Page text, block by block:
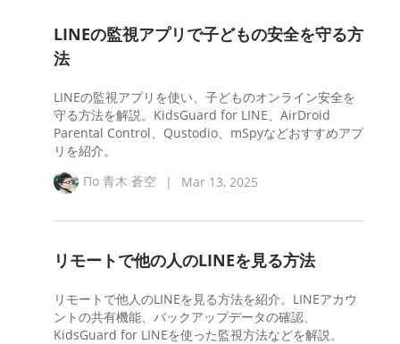
LINEの監視アプリで子どもの安全を守る方
法
LINEの監視アプリを使い、子どものオンライン安全を
守る方法を解説。KidsGuard for LINE、AirDroid
Parental Control、Qustodio、mSpyなどおすすめアプ
リを紹介。
По 青木 蒼空 | Mar 13, 2025
リモートで他の人のLINEを見る方法
リモートで他人のLINEを見る方法を紹介。LINEアカウ
ントの共有機能、バックアップデータの確認、
KidsGuard for LINEを使った監視方法などを解説。